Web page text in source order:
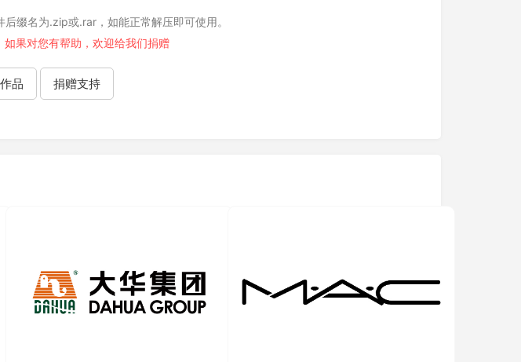
缀名为.zip或.rar，如能正常解压即可使用。
果对您有帮助，欢迎给我们捐赠
品 捐赠支持